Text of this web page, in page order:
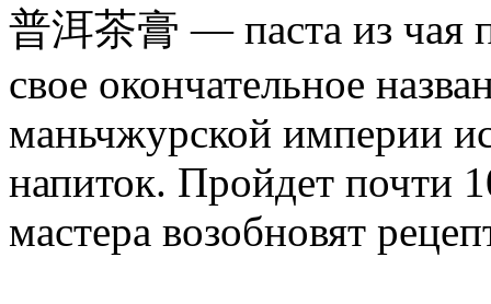
普洱茶膏 — паста из чая
свое окончательное
маньчжурской империи
напиток. Пройдет почти
мастера возобновят